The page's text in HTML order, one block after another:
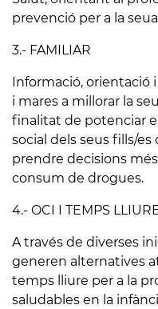
prevenció per a la
3.- FAMILIAR
Informació, orientació
i mares a millorar la
finalitat de potenciar
social dels seus fills/
prendre decisions
consum de drogues.
4.- OCI I TEMPS
A través de diverses
generen alternatives
temps lliure per a la
saludables en la